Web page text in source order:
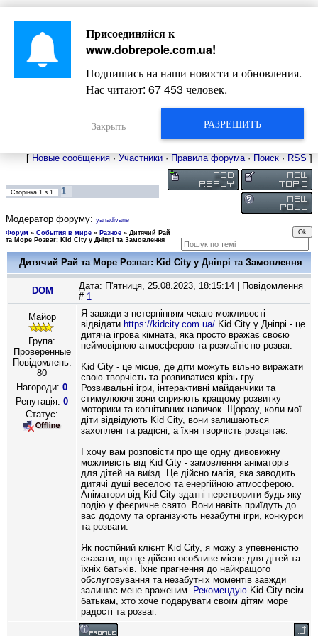
Главная
Новости
Довідкова
Фото
Оголошення
Видео
Жизнь Добропольского края
[ Новые сообщения · Участники · Правила форума· Поиск · RSS ]
Сторінка 1 з 1 1
Модератор форуму: yanadivane
Форум » События в мире » Разное » Дитячий Рай
та Море Розваг: Kid City у Дніпрі та Замовлення
Дитячий Рай та Море Розваг: Kid City у Дніпрі та Замовлення
DOM
Дата: П'ятниця, 25.08.2023, 18:15:14 | Повідомлення
# 1
Майор
Група:
Проверенные
Повідомлень:
80
Нагороди: 0
Репутація: 0
Статус:
Я завжди з нетерпінням чекаю можливості
відвідати https://kidcity.com.ua/ Kid City у Дніпрі - це
дитяча ігрова кімната, яка просто вражає своєю
неймовірною атмосферою та розмаїтістю розваг.
Kid City - це місце, де діти можуть вільно виражати
свою творчість та розвиватися крізь гру.
Розвивальні ігри, інтерактивні майданчики та
стимулюючі зони сприяють кращому розвитку
моторики та когнітивних навичок. Щоразу, коли мої
діти відвідують Kid City, вони залишаються
захоплені та радісні, а їхня творчість розцвітає.
І хочу вам розповісти про ще одну дивовижну
можливість від Kid City - замовлення аніматорів
для дітей на виїзд. Це дійсно магія, яка заводить
дитячі душі веселою та енергійною атмосферою.
Аніматори від Kid City здатні перетворити будь-яку
подію у феєричне свято. Вони навіть приїдуть до
вас додому та організують незабутні ігри, конкурси
та розваги.
Як постійний клієнт Kid City, я можу з упевненістю
сказати, що це дійсно особливе місце для дітей та
їхніх батьків. Їхнє прагнення до найкращого
обслуговування та незабутніх моментів завжди
залишає мене враженим. Рекомендую Kid City всім
батькам, хто хоче подарувати своїм дітям море
радості та розваг.
Присоединяйся к
www.dobrepole.com.ua!
Подпишись на наши новости и обновления.
Нас читают: 67 453 человек.
РАЗРЕШИТЬ
Закрыть